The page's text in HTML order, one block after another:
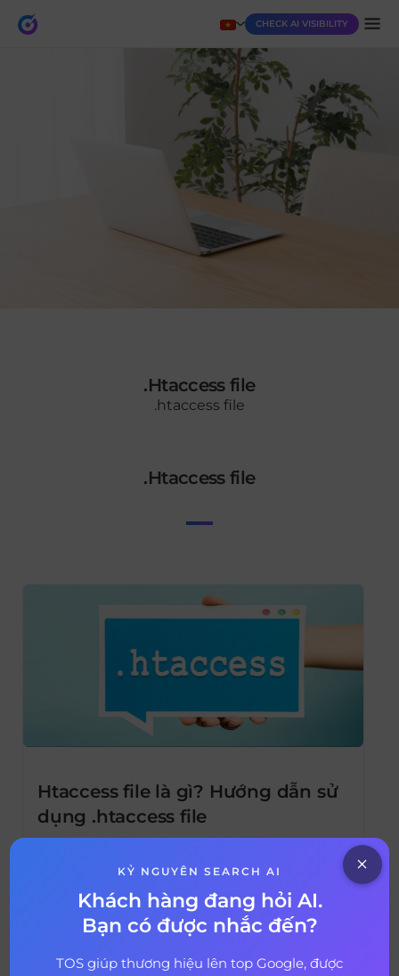
CHECK AI VISIBILITY
.htaccess file
.htaccess file
.htaccess file
29 tháng 12, 2021 4 years ago
Htaccess file là gì? Hướng dẫn sử
dụng .htaccess file
cần cải thiện trải nghiệm trang web cho
khách hàng của mình. File đảm bảo cho
website có thể thu thập thông tin, lập chỉ
mục và tăng tốc độ load page. Hãy cùng tìm
hiểu .htaccess file là gì và cách sử dụng
KỶ NGUYÊN SEARCH AI
Khách hàng đang hỏi AI.
Bạn có được nhắc đến?
TOS giúp thương hiệu lên top Google, được